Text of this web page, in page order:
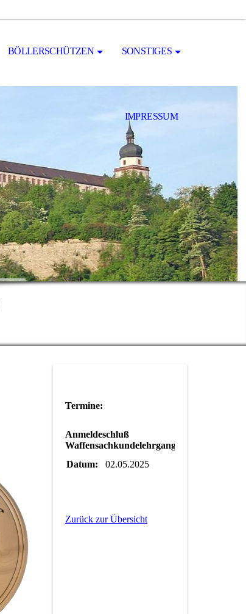
BÖLLERSCHÜTZEN SONSTIGES
IMPRESSUM
Termine:
Anmeldeschluß
Waffensachkundelehrgang
Datum:
02.05.2025
Zurück zur Übersicht